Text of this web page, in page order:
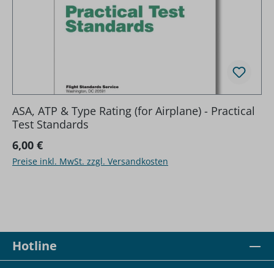
ASA, ATP & Type Rating (for Airplane) - Practical
Test Standards
Regulärer Preis:
6,00 €
Preise inkl. MwSt. zzgl. Versandkosten
Hotline